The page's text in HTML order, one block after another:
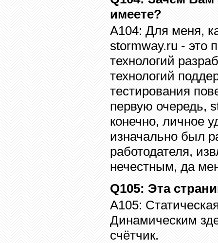
имеете?
A104: Для меня,
stormway.ru - это
технологий
технологий
тестирования
первую очередь,
конечно, личное
изначально был
работодателя,
нечестным, да
Q105: Эта
A105:
Динамическим
счётчик.